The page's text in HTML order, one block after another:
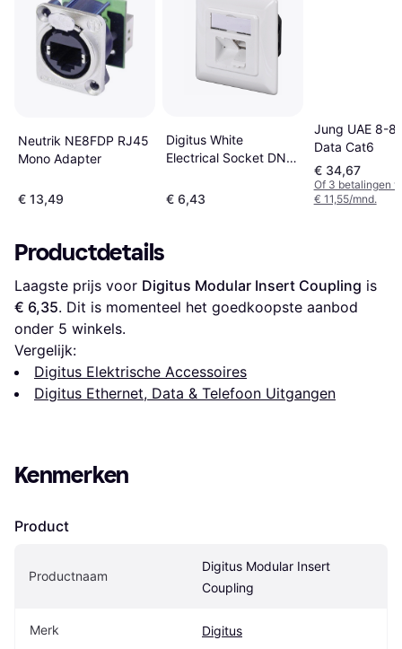
Neutrik NE8FDP RJ45
Mono Adapter
€ 13,49
Digitus White
Electrical Socket DN-
€ 6,43
Jung UAE 8-8
Data Cat6
€ 34,67
Of 3 betalingen
€ 11,55/mnd.
Productdetails
Laagste prijs voor Digitus Modular Insert Coupling
€ 6,35. Dit is momenteel het goedkoopste aanbod
onder 5 winkels.
Vergelijk:
Digitus Elektrische Accessoires
Digitus Ethernet, Data & Telefoon Uitgangen
Kenmerken
Product
Productnaam
Digitus Modular Insert
Coupling
Merk Digitus